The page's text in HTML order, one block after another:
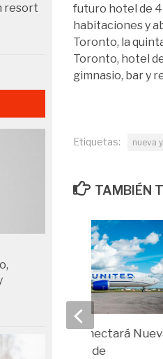
futuro hotel de 4
habitaciones y
Toronto, la
Toronto, hotel
gimnasio, bar y
Etiquetas: nueva
TAMBIÉN
Airlines conectará
con Santiago de
resort